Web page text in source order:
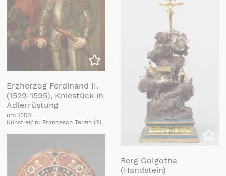
Zu meiner Liste hinzufügen
Erzherzog Ferdinand II.
(1529-1595), Kniestück in
Adlerrüstung
um 1550
Künstler/in: Francesco Terzio (?)
Berg Golgotha
(Handstein)